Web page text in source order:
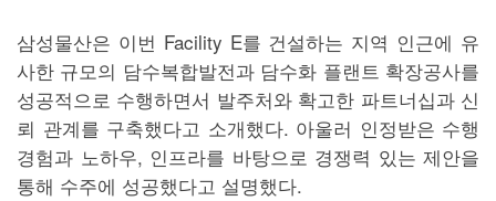
삼성물산은 이번 Facility E를 건설하는 지역 인근에 유
사한 규모의 담수복합발전과 담수화 플랜트 확장공사를
성공적으로 수행하면서 발주처와 확고한 파트너십과 신
뢰 관계를 구축했다고 소개했다. 아울러 인정받은 수행
경험과 노하우, 인프라를 바탕으로 경쟁력 있는 제안을
통해 수주에 성공했다고 설명했다.